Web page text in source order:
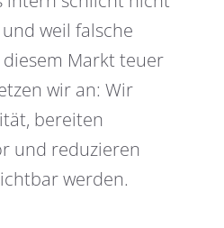
weil falsche
Markt teuer
wir an: Wir
bereiten
und reduzieren
werden.